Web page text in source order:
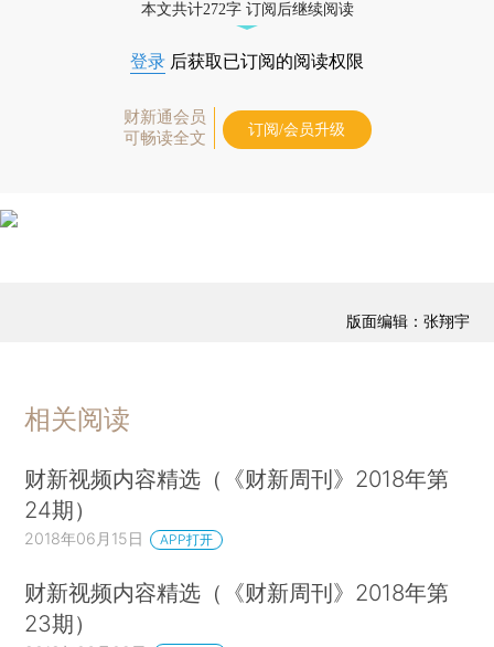
本文共计272字 订阅后继续阅读
登录 后获取已订阅的阅读权限
财新通会员
可畅读全文
订阅/会员升级
版面编辑：张翔宇
相关阅读
财新视频内容精选（《财新周刊》2018年第
24期）
2018年06月15日 APP打开
财新视频内容精选（《财新周刊》2018年第
23期）